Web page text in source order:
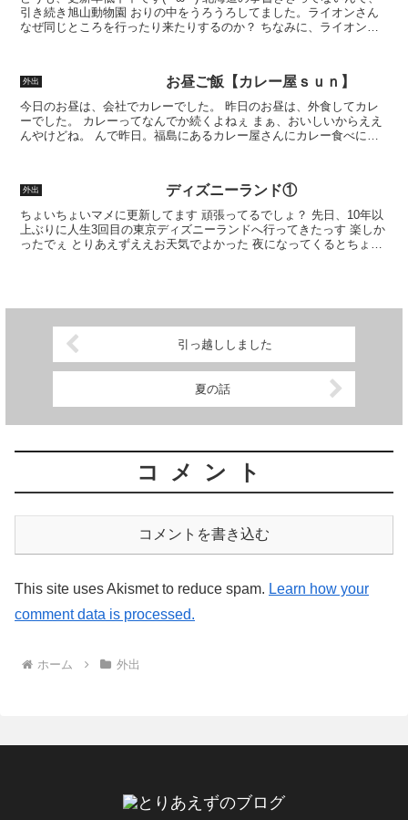
引き続き旭山動物園 おりの中をうろうろしてました。ライオンさん
なぜ同じところを行ったり来たりするのか？ ちなみに、ライオンで
外出 お昼ご飯【カレー屋ｓｕｎ】
今日のお昼は、会社でカレーでした。 昨日のお昼は、外食してカレ
ーでした。 カレーってなんでか続くよねぇ まぁ、おいしいからええ
んやけどね。 んで昨日。福島にあるカレー屋さんにカレー食べに行
外出 ディズニーランド①
ちょいちょいマメに更新してます 頑張ってるでしょ？ 先日、10年以
上ぶりに人生3回目の東京ディズニーランドへ行ってきたっす 楽しか
ったでぇ とりあえずええお天気でよかった 夜になってくるとちょい
引っ越ししました
夏の話
コメント
コメントを書き込む
This site uses Akismet to reduce spam. Learn how your
comment data is processed.
ホーム 外出